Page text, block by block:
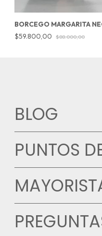
BORCEGO MARGARITA
$59.800,00
$88.000,00
BLOG
PUNTOS